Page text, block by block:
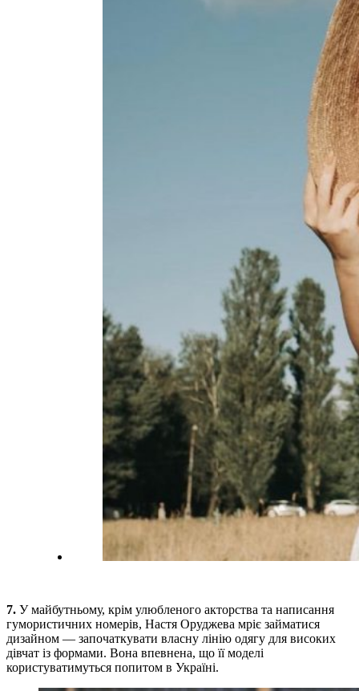
7. У майбутньому, крім улюбленого акторства та написання
гумористичних номерів, Настя Оруджева мріє займатися
дизайном — започаткувати власну лінію одягу для високих
дівчат із формами. Вона впевнена, що її моделі
користуватимуться попитом в Україні.